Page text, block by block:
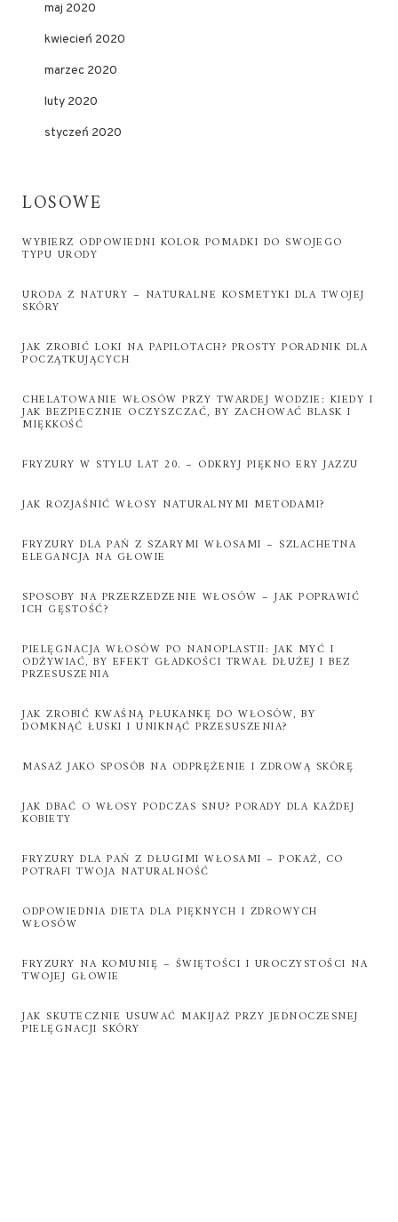
maj 2020
kwiecień 2020
marzec 2020
luty 2020
styczeń 2020
LOSOWE
WYBIERZ ODPOWIEDNI KOLOR POMADKI DO SWOJEGO
TYPU URODY
URODA Z NATURY – NATURALNE KOSMETYKI DLA TWOJEJ
SKÓRY
JAK ZROBIĆ LOKI NA PAPILOTACH? PROSTY PORADNIK DLA
POCZĄTKUJĄCYCH
CHELATOWANIE WŁOSÓW PRZY TWARDEJ WODZIE: KIEDY I
JAK BEZPIECZNIE OCZYSZCZAĆ, BY ZACHOWAĆ BLASK I
MIĘKKOŚĆ
FRYZURY W STYLU LAT 20. – ODKRYJ PIĘKNO ERY JAZZU
JAK ROZJAŚNIĆ WŁOSY NATURALNYMI METODAMI?
FRYZURY DLA PAŃ Z SZARYMI WŁOSAMI – SZLACHETNA
ELEGANCJA NA GŁOWIE
SPOSOBY NA PRZERZEDZENIE WŁOSÓW – JAK POPRAWIĆ
ICH GĘSTOŚĆ?
PIELĘGNACJA WŁOSÓW PO NANOPLASTII: JAK MYĆ I
ODŻYWIAĆ, BY EFEKT GŁADKOŚCI TRWAŁ DŁUŻEJ I BEZ
PRZESUSZENIA
JAK ZROBIĆ KWAŚNĄ PŁUKANKĘ DO WŁOSÓW, BY
DOMKNĄĆ ŁUSKI I UNIKNĄĆ PRZESUSZENIA?
MASAŻ JAKO SPOSÓB NA ODPRĘŻENIE I ZDROWĄ SKÓRĘ
JAK DBAĆ O WŁOSY PODCZAS SNU? PORADY DLA KAŻDEJ
KOBIETY
FRYZURY DLA PAŃ Z DŁUGIMI WŁOSAMI – POKAŻ, CO
POTRAFI TWOJA NATURALNOŚĆ
ODPOWIEDNIA DIETA DLA PIĘKNYCH I ZDROWYCH
WŁOSÓW
FRYZURY NA KOMUNIĘ – ŚWIĘTOŚCI I UROCZYSTOŚCI NA
TWOJEJ GŁOWIE
JAK SKUTECZNIE USUWAĆ MAKIJAŻ PRZY JEDNOCZESNEJ
PIELĘGNACJI SKÓRY